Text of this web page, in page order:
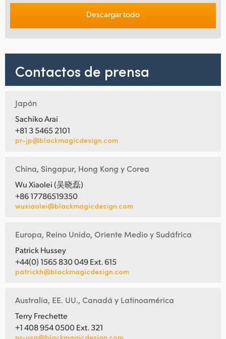
Descargar todo
Contactos de prensa
Japón
Sachiko Arai
+81 3 5465 2101
pr-jp@blackmagicdesign.com
China, Singapur, Hong Kong y Corea
Wu Xiaolei (吴晓磊)
+86 17786519350
wuxiaolei@blackmagicdesign.com
Europa, Reino Unido, Oriente Medio y Sudáfrica
Patrick Hussey
+44(0) 1565 830 049 Ext. 615
patrickh@blackmagicdesign.com
Australia, EE. UU., Canadá y Latinoamérica
Terry Frechette
+1 408 954 0500 Ext. 321